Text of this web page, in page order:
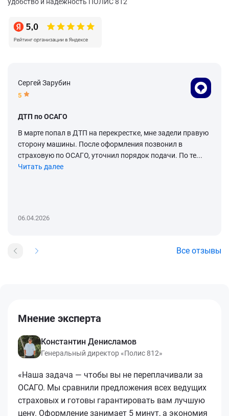
Сергей Зарубин
5
ДТП по ОСАГО
В марте попал в ДТП на перекрестке, мне задели правую
сторону машины. После оформления позвонил в
страховую по ОСАГО, уточнил порядок подачи. По те...
Читать далее
06.04.2026
Все отзывы
Мнение эксперта
Константин Денисламов
Генеральный директор «Полис 812»
«Наша задача — чтобы вы не переплачивали за
ОСАГО. Мы сравнили предложения всех ведущих
страховых и готовы гарантировать вам лучшую
цену. Оформление занимает 5 минут, а экономия